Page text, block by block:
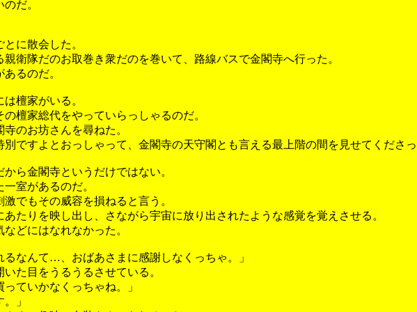
だ。
に散会した。
衛隊だのお取巻き衆だのを巻いて、路線バスで金閣寺へ行った。
るのだ。
檀家がいる。
檀家総代をやっていらっしゃるのだ。
のお坊さんを尋ねた。
別ですよとおっしゃって、金閣寺の天守閣とも言える最上階の間を見せてくださ
ら金閣寺というだけではない。
室があるのだ。
でもその威容を損ねると言う。
たりを映し出し、さながら宇宙に放り出されたような感覚を覚えさせる。
どにはなれなかった。
なんて…、おばあさまに感謝しなくっちゃ。」
た目をうるうるさせている。
ていかなくっちゃね。」
」